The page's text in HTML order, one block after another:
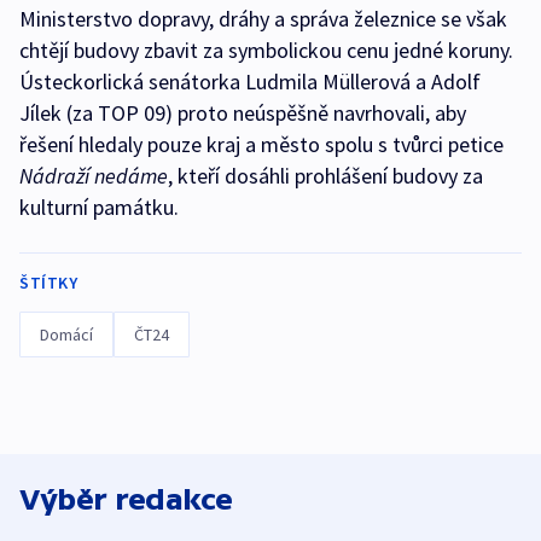
Ministerstvo dopravy, dráhy a správa železnice se však
chtějí budovy zbavit za symbolickou cenu jedné koruny.
Ústeckorlická senátorka Ludmila Müllerová a Adolf
Jílek (za TOP 09) proto neúspěšně navrhovali, aby
řešení hledaly pouze kraj a město spolu s tvůrci petice
Nádraží nedáme, kteří dosáhli prohlášení budovy za
kulturní památku.
ŠTÍTKY
Domácí ČT24
Výběr redakce